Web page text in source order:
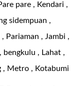
pare , Kendari ,
sidempuan ,
Pariaman , Jambi ,
bengkulu , Lahat ,
, Metro , Kotabumi